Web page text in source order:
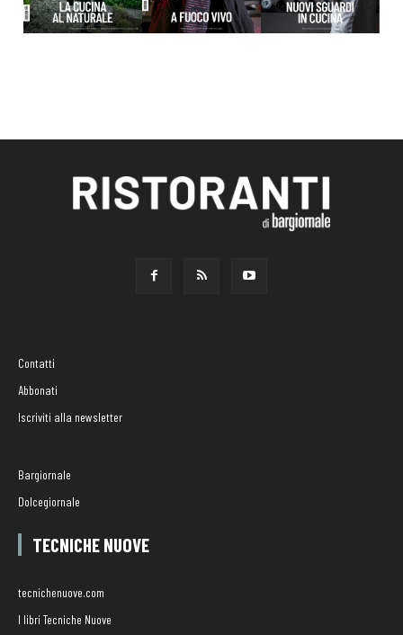
Contatti
Abbonati
Iscriviti alla newsletter
Bargiornale
Dolcegiornale
TECNICHE NUOVE
tecnichenuove.com
I libri Tecniche Nuove